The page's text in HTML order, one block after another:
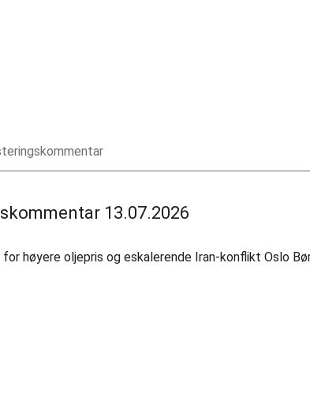
13.07.2026
høyere oljepris og eskalerende Iran-konflikt Oslo